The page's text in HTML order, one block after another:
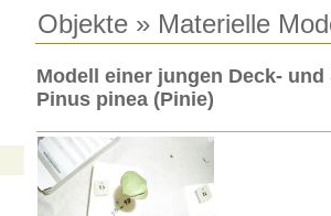
Objekte » Materielle
Modell einer jungen Deck-
Pinus pinea (Pinie)